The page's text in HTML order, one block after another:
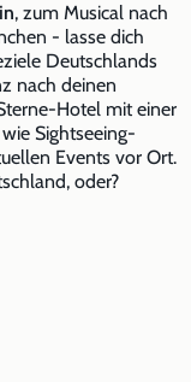
, zum Musical nach
- lasse dich
Deutschlands
nach deinen
Hotel mit einer
wie Sightseeing-
Events vor Ort.
oder?